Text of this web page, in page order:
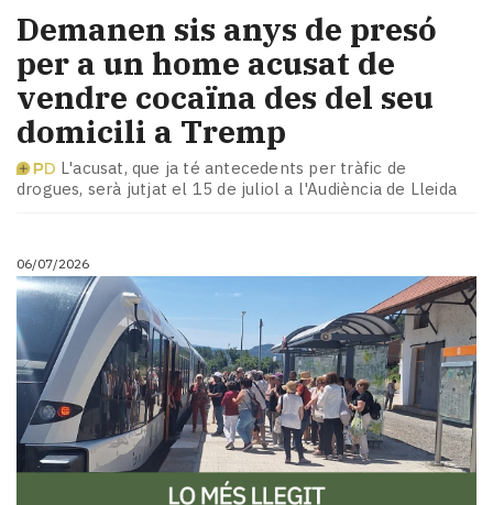
Demanen sis anys de presó
per a un home acusat de
vendre cocaïna des del seu
domicili a Tremp
L'acusat, que ja té antecedents per tràfic de
drogues, serà jutjat el 15 de juliol a l'Audiència de Lleida
06/07/2026